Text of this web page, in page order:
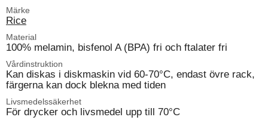
Märke
Rice
Material
100% melamin, bisfenol A (BPA) fri och ftalater fri
Vårdinstruktion
Kan diskas i diskmaskin vid 60-70°C, endast övre rack,
färgerna kan dock blekna med tiden
Livsmedelssäkerhet
För drycker och livsmedel upp till 70°C